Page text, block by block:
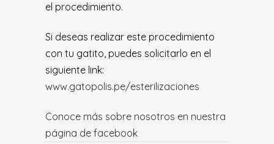
el procedimiento.
Si deseas realizar este procedimiento
con tu gatito, puedes solicitarlo en el
siguiente link:
www.gatopolis.pe/esterilizaciones
Conoce más sobre nosotros en nuestra
página de facebook